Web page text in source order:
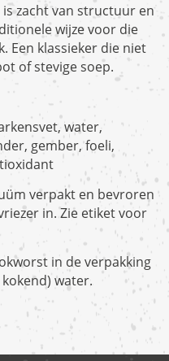
zacht van structuur en
wijze voor die
Een klassieker die niet
of stevige soep.
water,
gember, foeli,
verpakt en bevroren
in. Zie etiket voor
in de verpakking
water.